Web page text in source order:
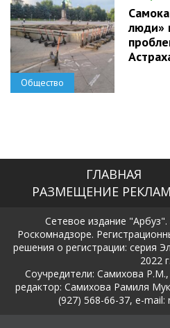
Общество
люди»
ГЛАВНАЯ
РАЗМЕЩЕНИЕ
Сетевое издание
Роскомнадзоре.
решения о регистрации: серия
2022 г.
Соучредители: Самихова
редактор: Самихова Рамиля
(927) 568-66-37, e-mail: